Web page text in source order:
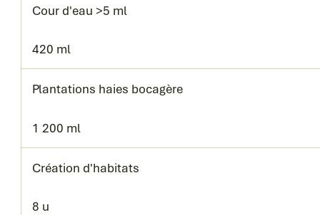
Cour d'eau >5 ml
420 ml
Plantations haies bocagère
1 200 ml
Création d'habitats
8 u